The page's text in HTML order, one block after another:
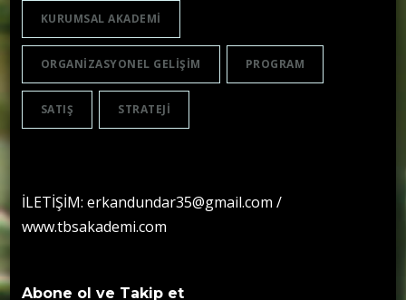
KURUMSAL AKADEMI
ORGANIZASYONEL GELIŞIM PROGRAM
SATIŞ STRATEJI
İLETİŞİM: erkandundar35@gmail.com /
www.tbsakademi.com
Abone ol ve Takip et